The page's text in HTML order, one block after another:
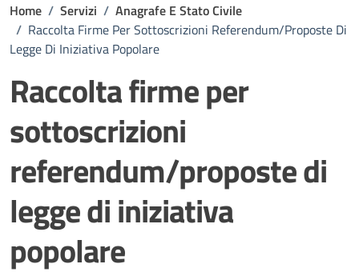
Home / Servizi / Anagrafe E Stato Civile
/ Raccolta Firme Per Sottoscrizioni Referendum/proposte Di
Legge Di Iniziativa Popolare
Raccolta firme per
sottoscrizioni
referendum/proposte di
legge di iniziativa
popolare